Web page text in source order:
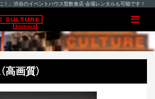
！」渋谷のイベントハウス型飲食店 会場レンタルも可能です！
高画質）